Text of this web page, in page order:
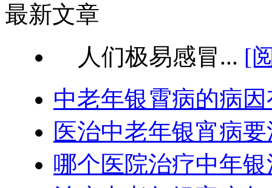
最新文章
人们极易感冒... [
中老年银霄病的病
医治中老年银宵病
哪个医院治疗中年